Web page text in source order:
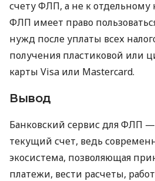
счету ФЛП, а не к отдельному
ФЛП имеет право
нужд после уплаты всех
получения пластиковой или
карты Visa или Mastercard.
Вывод
Банковский сервис для ФЛП —
текущий счет, ведь
экосистема, позволяющая
платежи, вести расчеты,